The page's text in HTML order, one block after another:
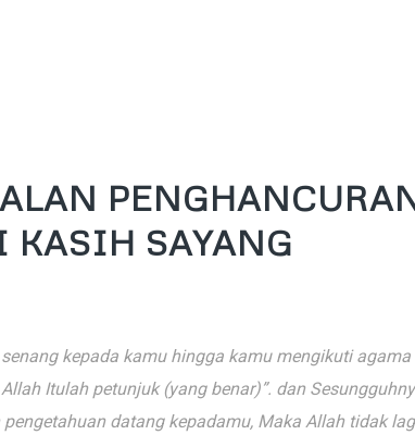
SAYANG
kepada kamu hingga kamu mengikuti agama
Itulah petunjuk (yang benar)”. dan
datang kepadamu, Maka Allah tidak